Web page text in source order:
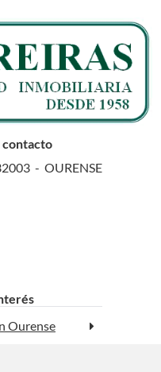
contacto
- OURENSE
Ourense
Ourense